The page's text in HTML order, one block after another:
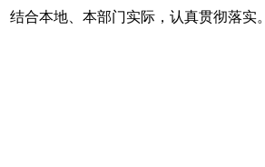
结合本地、本部门实际，认真贯彻落实。